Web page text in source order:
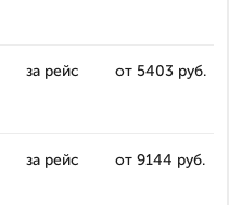
за рейс от 5403 руб.
за рейс от 9144 руб.